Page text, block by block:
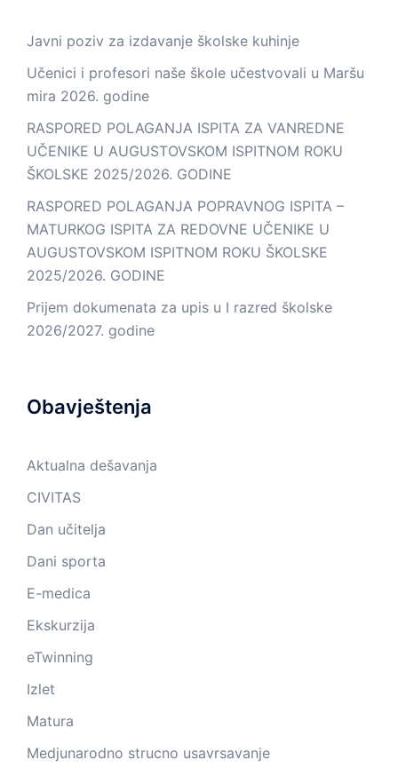
Javni poziv za izdavanje školske kuhinje
Učenici i profesori naše škole učestvovali u Maršu
mira 2026. godine
RASPORED POLAGANJA ISPITA ZA VANREDNE
UČENIKE U AUGUSTOVSKOM ISPITNOM ROKU
ŠKOLSKE 2025/2026. GODINE
RASPORED POLAGANJA POPRAVNOG ISPITA –
MATURKOG ISPITA ZA REDOVNE UČENIKE U
AUGUSTOVSKOM ISPITNOM ROKU ŠKOLSKE
2025/2026. GODINE
Prijem dokumenata za upis u I razred školske
2026/2027. godine
Obavještenja
Aktualna dešavanja
CIVITAS
Dan učitelja
Dani sporta
E-medica
Ekskurzija
eTwinning
Izlet
Matura
Medjunarodno strucno usavrsavanje